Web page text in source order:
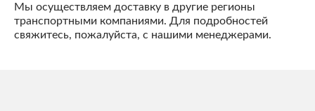
Мы осуществляем доставку в другие регионы
транспортными компаниями. Для подробностей
свяжитесь, пожалуйста, с нашими менеджерами.